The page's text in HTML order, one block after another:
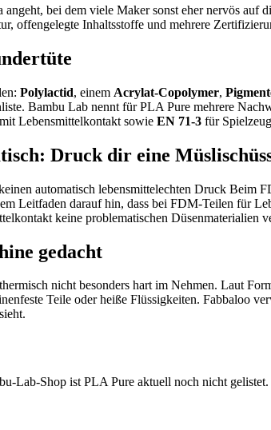
bei dem viele Maker sonst eher nervös auf
offengelegte Inhaltsstoffe und mehrere
Polylactid, einem Acrylat-Copolymer,
Bambu Lab nennt für PLA Pure mehrere
Lebensmittelkontakt sowie EN 71-3 für
Druck dir eine
automatisch lebensmittelechten Druck
Leitfaden darauf hin, dass bei FDM-Teilen für
keine problematischen
gedacht
nicht besonders hart im Nehmen. Laut
Teile oder heiße Flüssigkeiten. Fabbaloo
sieht.
Lab-Shop ist PLA Pure aktuell noch nicht gelistet.